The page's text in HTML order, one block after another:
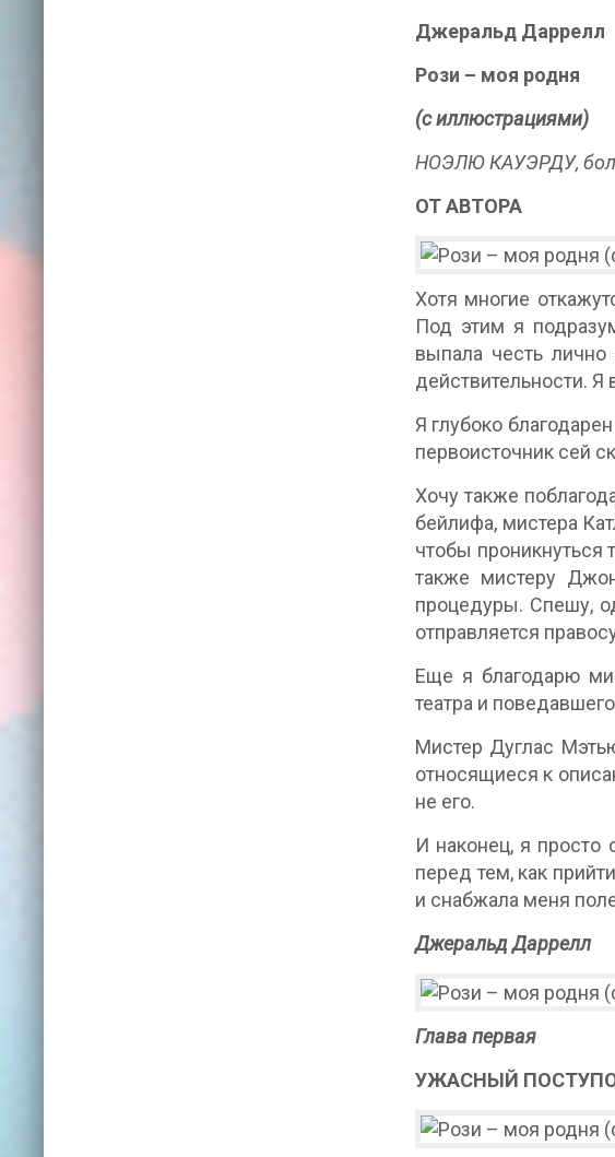
Джеральд Даррелл
Рози – моя родня
(с иллюстрациями)
НОЭЛЮ КАУЭРДУ,
ОТ АВТОРА
Хотя многие
Под этим я
выпала честь
действительности. Я
Я глубоко
первоисточник сей
Хочу также
бейлифа, мистера
чтобы проникнуться
также мистеру
процедуры. Спешу,
отправляется
Еще я благодарю
театра и
Мистер Дуглас
относящиеся к
не его.
И наконец, я просто
перед тем, как
и снабжала меня
Джеральд Даррелл
Глава первая
УЖАСНЫЙ